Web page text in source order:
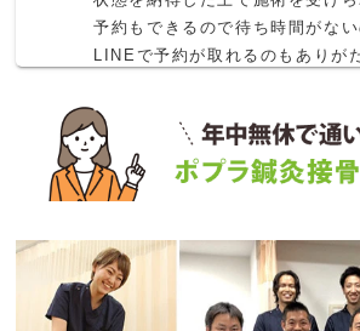
予約もできるので待ち時間がない
LINEで予約が取れるのもありが
榎本輝穂
うため、毎週通っています。
どこが辛いか、どこを重点的に施
っかりヒアリングしてくださり、